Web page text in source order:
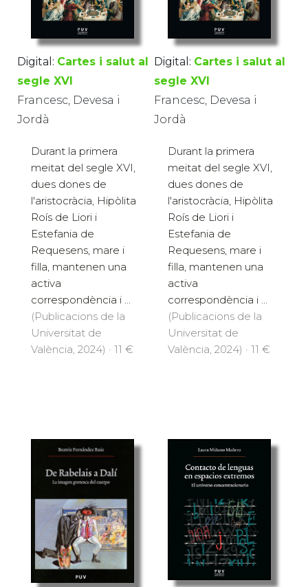
Digital: Cartes i salut al
segle XVI
Francesc, Devesa i
Jordà
Durant la primera
meitat del segle XVI,
dues dones de
l'aristocràcia, Hipòlita
Roís de Liori i
Estefania de
Requesens, mare i
filla, mantenen una
activa
correspondència i ...
(Publicacions de la
Universitat de
València, 2024) · 11 €
Digital: Cartes i salut al
segle XVI
Francesc, Devesa i
Jordà
Durant la primera
meitat del segle XVI,
dues dones de
l'aristocràcia, Hipòlita
Roís de Liori i
Estefania de
Requesens, mare i
filla, mantenen una
activa
correspondència i ...
(Publicacions de la
Universitat de
València, 2024) · 11 €